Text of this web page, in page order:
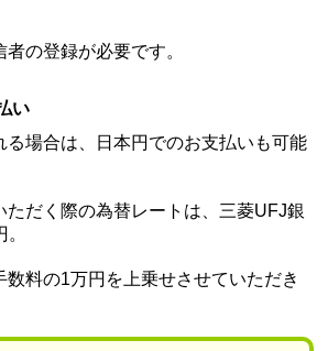
の登録が必要です。
い
る場合は、日本円でのお支払いも可能
ただく際の為替レートは、三菱UFJ銀
数料の1万円を上乗せさせていただき